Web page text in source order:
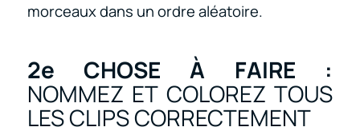
morceaux dans un ordre aléatoire.
2e CHOSE À FAIRE :
NOMMEZ ET COLOREZ TOUS
LES CLIPS CORRECTEMENT